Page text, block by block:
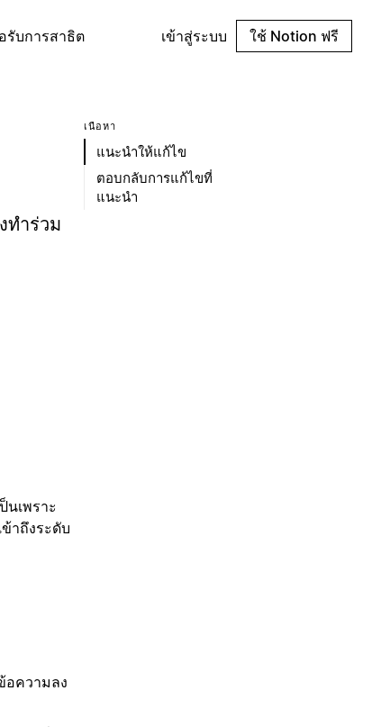
รับการสาธิต เข้าสู่ระบบ ใช้ Notion ฟรี
ทำร่วม
เพราะ
าถึงระดับ
ความลง
เนื้อหา
แนะนำให้แก้ไข
ตอบกลับการแก้ไขที่
แนะนำ